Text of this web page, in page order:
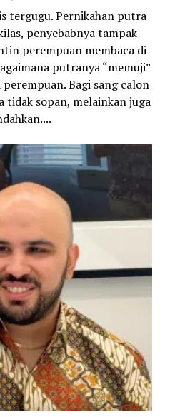
tergugu. Pernikahan putra
penyebabnya tampak
perempuan membaca di
putranya “memuji”
Bagi sang calon
tidak sopan, melainkan juga